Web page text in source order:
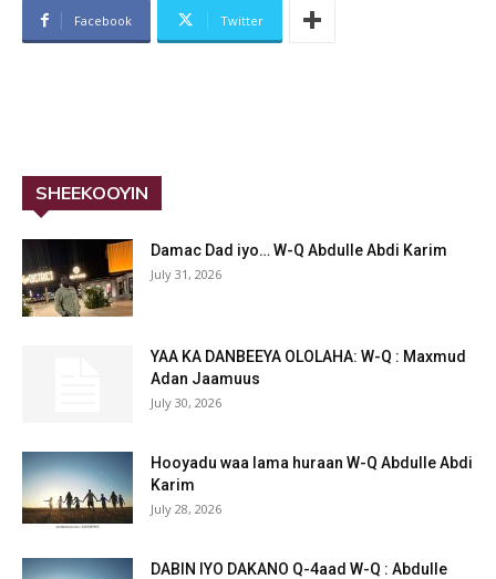
Facebook Twitter
SHEEKOOYIN
Damac Dad iyo… W-Q Abdulle Abdi Karim
July 31, 2026
YAA KA DANBEEYA OLOLAHA: W-Q : Maxmud
Adan Jaamuus
July 30, 2026
Hooyadu waa lama huraan W-Q Abdulle Abdi
Karim
July 28, 2026
DABIN IYO DAKANO Q-4aad W-Q : Abdulle